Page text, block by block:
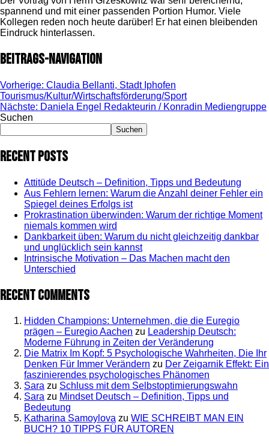
spannend und mit einer passenden Portion Humor. Viele
Kollegen reden noch heute darüber! Er hat einen bleibenden
Eindruck hinterlassen.
Beitrags-Navigation
Vorherige: Claudia Bellanti, Stadt Iphofen
Tourismus/Kultur/Wirtschaftsförderung/Sport
Nächste: Daniela Engel Redakteurin / Konradin Mediengruppe
Suchen
Suchen
Recent Posts
Attitüde Deutsch – Definition, Tipps und Bedeutung
Aus Fehlern lernen: Warum die Anzahl deiner Fehler ein
Spiegel deines Erfolgs ist
Prokrastination überwinden: Warum der richtige Moment
niemals kommen wird
Dankbarkeit üben: Warum du nicht gleichzeitig dankbar
und unglücklich sein kannst
Intrinsische Motivation – Das Machen macht den
Unterschied
Recent Comments
Hidden Champions: Unternehmen, die die Euregio
prägen – Euregio Aachen zu Leadership Deutsch:
Moderne Führung in Zeiten der Veränderung
Die Matrix Im Kopf: 5 Psychologische Wahrheiten, Die Ihr
Denken Für Immer Verändern zu Der Zeigarnik Effekt: Ein
faszinierendes psychologisches Phänomen
Sara zu Schluss mit dem Selbstoptimierungswahn
Sara zu Mindset Deutsch – Definition, Tipps und
Bedeutung
Katharina Samoylova zu WIE SCHREIBT MAN EIN
BUCH? 10 TIPPS FÜR AUTOREN